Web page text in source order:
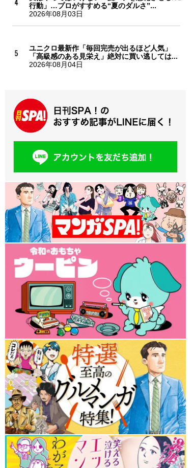
行動」…プロがすすめる“夏のダルさ”...
2026年08月03日
ユニクロ最新作「毎回完売が出るほど人気」
「高級感のある見栄え」絶対に買い逃しては...
2026年08月04日